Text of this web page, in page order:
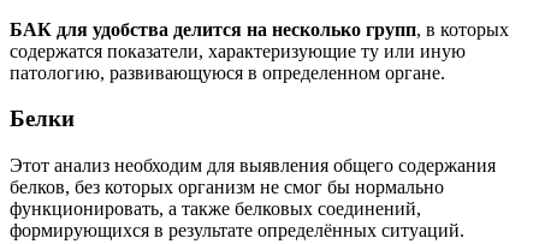
БАК для удобства делится на несколько групп, в которых
содержатся показатели, характеризующие ту или иную
патологию, развивающуюся в определенном органе.
Белки
Этот анализ необходим для выявления общего содержания
белков, без которых организм не смог бы нормально
функционировать, а также белковых соединений,
формирующихся в результате определённых ситуаций.